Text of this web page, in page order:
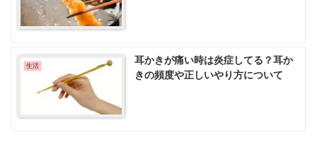
生活
耳かきが痛い時は炎症してる？耳か
きの頻度や正しいやり方について